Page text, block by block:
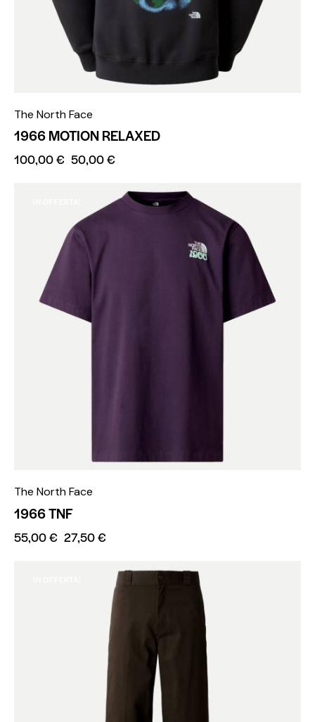
The North Face
1966 MOTION RELAXED
100,00€ 50,00€
The North Face
1966 TNF
55,00€ 27,50€